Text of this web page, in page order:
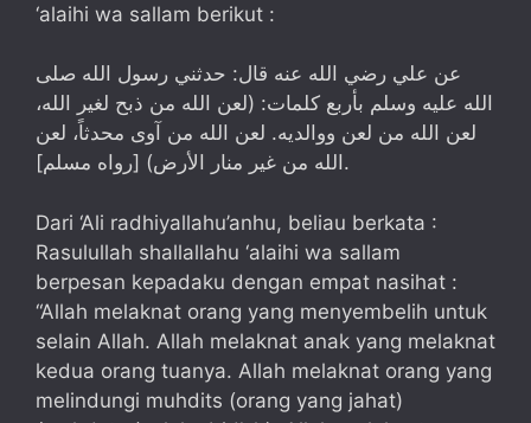
‘alaihi wa sallam berikut :
عن علي رضي الله عنه قال: حدثني رسول الله صلى
الله عليه وسلم بأربع كلمات: (لعن الله من ذبح لغير الله،
لعن الله من لعن ووالديه. لعن الله من آوى محدثاً، لعن
الله من غير منار الأرض) [رواه مسلم].
Dari ‘Ali radhiyallahu’anhu, beliau berkata :
Rasulullah shallallahu ‘alaihi wa sallam
berpesan kepadaku dengan empat nasihat :
“Allah melaknat orang yang menyembelih untuk
selain Allah. Allah melaknat anak yang melaknat
kedua orang tuanya. Allah melaknat orang yang
melindungi muhdits (orang yang jahat)